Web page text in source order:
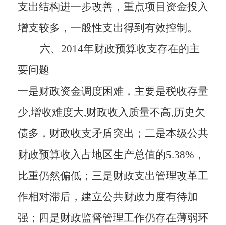
支出结构进一步改善，重点项目资金投入
增支较多，一般性支出得到有效控制。
六、2014年财政预算收支存在的主
要问题
一是财政资金调度困难，主要是税收存量
少,增收难度大,财政收入质量不高,历史欠
债多，财政收支矛盾突出；二是本级公共
财政预算收入占地区生产总值的5.38%，
比重仍然偏低；三是财政支出管理改革工
作相对滞后，建立公共财政力度有待加
强；四是财政监督管理工作仍存在薄弱环